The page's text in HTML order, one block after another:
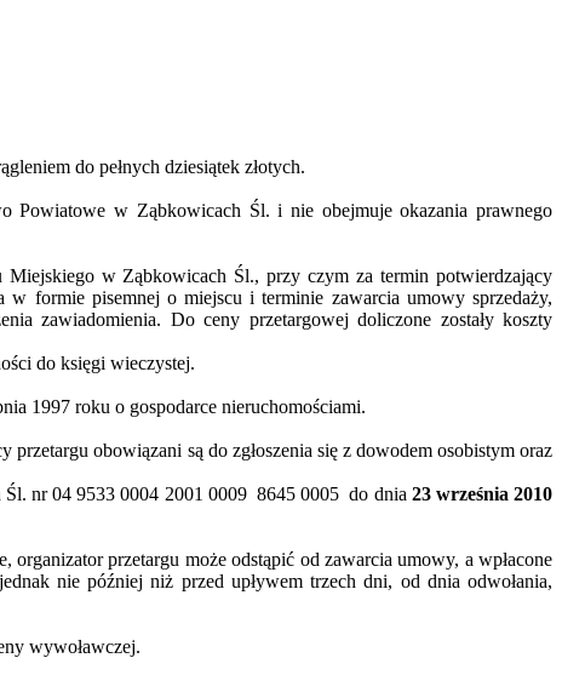
do pełnych dziesiątek złotych.
Powiatowe w Ząbkowicach Śl. i nie obejmuje okazania prawnego
Miejskiego w Ząbkowicach Śl., przy czym za termin potwierdzający
formie pisemnej o miejscu i terminie zawarcia umowy sprzedaży,
zawiadomienia. Do ceny przetargowej doliczone zostały koszty
do księgi wieczystej.
1997 roku o gospodarce nieruchomościami.
obowiązani są do zgłoszenia się z dowodem osobistym oraz
nr 04 9533 0004 2001 0009 8645 0005 do dnia 23 września 2010
przetargu może odstąpić od zawarcia umowy, a wpłacone
nie później niż przed upływem trzech dni, od dnia odwołania,
wywoławczej.